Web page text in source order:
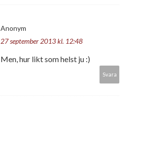
Anonym
27 september 2013 kl. 12:48
Men, hur likt som helst ju :)
Svara